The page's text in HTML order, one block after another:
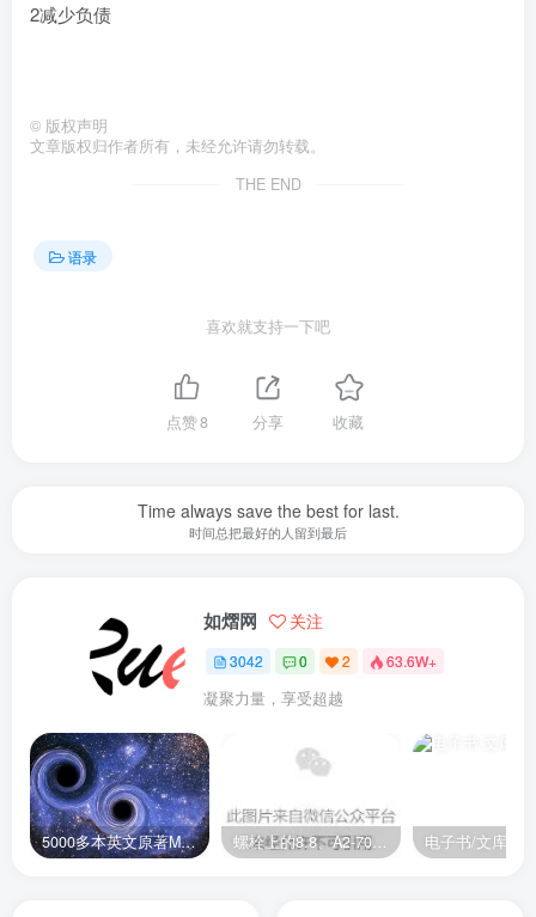
2减少负债
© 版权声明
文章版权归作者所有，未经允许请勿转载。
THE END
语录
喜欢就支持一下吧
点赞8 分享 收藏
Time always save the best for last.
时间总把最好的人留到最后
如熠网 关注
3042 0 2 63.6W+
凝聚力量，享受超越
5000多本英文原著MOBI+AZW3格式电子书百度云网盘打包下载 螺栓上的8.8、A2-70是什么意思？ 电子书/文库